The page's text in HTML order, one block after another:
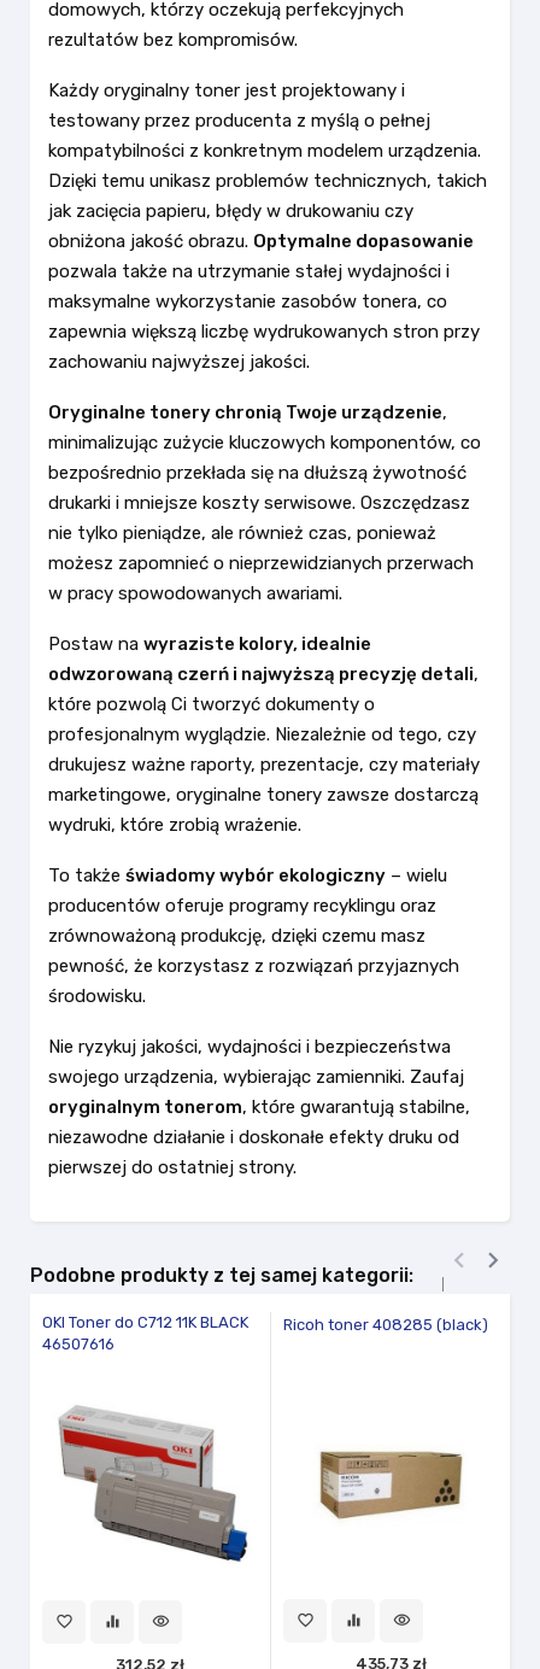
domowych, którzy oczekują perfekcyjnych
rezultatów bez kompromisów.
Każdy oryginalny toner jest projektowany i
testowany przez producenta z myślą o pełnej
kompatybilności z konkretnym modelem urządzenia.
Dzięki temu unikasz problemów technicznych, takich
jak zacięcia papieru, błędy w drukowaniu czy
obniżona jakość obrazu. Optymalne dopasowanie
pozwala także na utrzymanie stałej wydajności i
maksymalne wykorzystanie zasobów tonera, co
zapewnia większą liczbę wydrukowanych stron przy
zachowaniu najwyższej jakości.
Oryginalne tonery chronią Twoje urządzenie,
minimalizując zużycie kluczowych komponentów, co
bezpośrednio przekłada się na dłuższą żywotność
drukarki i mniejsze koszty serwisowe. Oszczędzasz
nie tylko pieniądze, ale również czas, ponieważ
możesz zapomnieć o nieprzewidzianych przerwach
w pracy spowodowanych awariami.
Postaw na wyraziste kolory, idealnie
odwzorowaną czerń i najwyższą precyzję detali,
które pozwolą Ci tworzyć dokumenty o
profesjonalnym wyglądzie. Niezależnie od tego, czy
drukujesz ważne raporty, prezentacje, czy materiały
marketingowe, oryginalne tonery zawsze dostarczą
wydruki, które zrobią wrażenie.
To także świadomy wybór ekologiczny – wielu
producentów oferuje programy recyklingu oraz
zrównoważoną produkcję, dzięki czemu masz
pewność, że korzystasz z rozwiązań przyjaznych
środowisku.
Nie ryzykuj jakości, wydajności i bezpieczeństwa
swojego urządzenia, wybierając zamienniki. Zaufaj
oryginalnym tonerom, które gwarantują stabilne,
niezawodne działanie i doskonałe efekty druku od
pierwszej do ostatniej strony.
Podobne produkty z tej samej kategorii:
OKI Toner do C712 11K BLACK
46507616
favorite_border equalizer visibility
312,52 zł
Ricoh toner 408285 (black)
favorite_border equalizer visibility
435,73 zł
 